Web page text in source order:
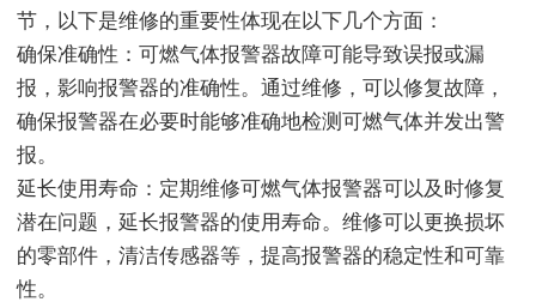
节，以下是维修的重要性体现在以下几个方面：
确保准确性：可燃气体报警器故障可能导致误报或漏
报，影响报警器的准确性。通过维修，可以修复故障，
确保报警器在必要时能够准确地检测可燃气体并发出警
报。
延长使用寿命：定期维修可燃气体报警器可以及时修复
潜在问题，延长报警器的使用寿命。维修可以更换损坏
的零部件，清洁传感器等，提高报警器的稳定性和可靠
性。